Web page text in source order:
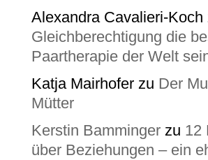
Alexandra Cavalieri-Koch
Gleichberechtigung die
Paartherapie der Welt
Katja Mairhoferzu Der
Mütter
Kerstin Bammingerzu 12
über Beziehungen – ein